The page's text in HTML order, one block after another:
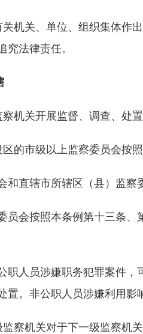
关、单位、组织集体作出
究法律责任。
关开展监督、调查、处置
市级以上监察委员会按照
直辖市所辖区（县）监察
会按照本条例第十三条、
人员涉嫌职务犯罪案件，
置。非公职人员涉嫌利用
机关对于下一级监察机关